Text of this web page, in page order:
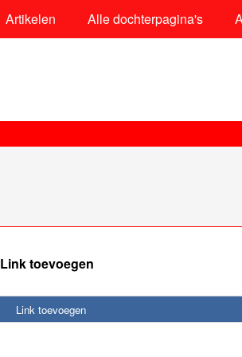
Artikelen Alle dochterpagina's
Link toevoegen
Link toevoegen